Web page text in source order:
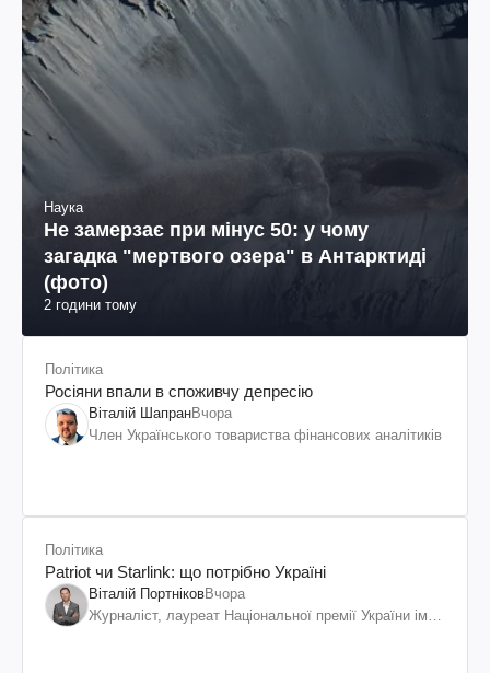
Наука
Не замерзає при мінус 50: у чому
загадка "мертвого озера" в Антарктиді
(фото)
2 години тому
Політика
Росіяни впали в споживчу депресію
Віталій ШапранВчора
Член Українського товариства фінансових аналітиків
Політика
Patriot чи Starlink: що потрібно Україні
Віталій ПортніковВчора
Журналіст, лауреат Національної премії України ім.